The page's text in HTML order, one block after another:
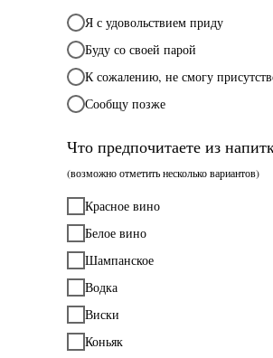
Я с удовольствием приду
Буду со своей парой
К сожалению, не смогу
Сообщу позже
Что предпочитаете из
(возможно отметить несколько вариантов)
Красное вино
Белое вино
Шампанское
Водка
Виски
Коньяк